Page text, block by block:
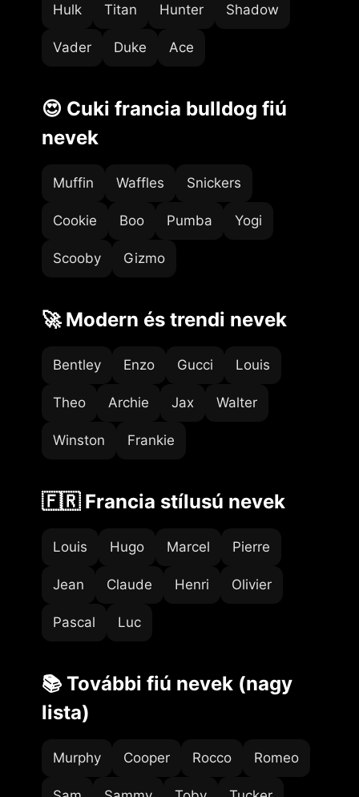
Hulk Titan Hunter Shadow
Vader Duke Ace
😍 Cuki francia bulldog fiú
nevek
Muffin Waffles Snickers
Cookie Boo Pumba Yogi
Scooby Gizmo
🚀 Modern és trendi nevek
Bentley Enzo Gucci Louis
Theo Archie Jax Walter
Winston Frankie
🇫🇷 Francia stílusú nevek
Louis Hugo Marcel Pierre
Jean Claude Henri Olivier
Pascal Luc
📚 További fiú nevek (nagy
lista)
Murphy Cooper Rocco Romeo